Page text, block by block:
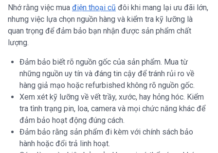
Nhớ rằng việc mua điện thoại cũ đôi khi mang lại ưu đãi lớn,
nhưng việc lựa chọn nguồn hàng và kiểm tra kỹ lưỡng là
quan trọng để đảm bảo bạn nhận được sản phẩm chất
lượng.
Đảm bảo biết rõ nguồn gốc của sản phẩm. Mua từ
những nguồn uy tín và đáng tin cậy để tránh rủi ro về
hàng giả mạo hoặc refurbished không rõ nguồn gốc.
Xem xét kỹ lưỡng về vết trầy, xước, hay hỏng hóc. Kiểm
tra tình trạng pin, loa, camera và mọi chức năng khác để
đảm bảo hoạt động đúng cách.
Đảm bảo rằng sản phẩm đi kèm với chính sách bảo
hành hoặc đổi trả linh hoạt.